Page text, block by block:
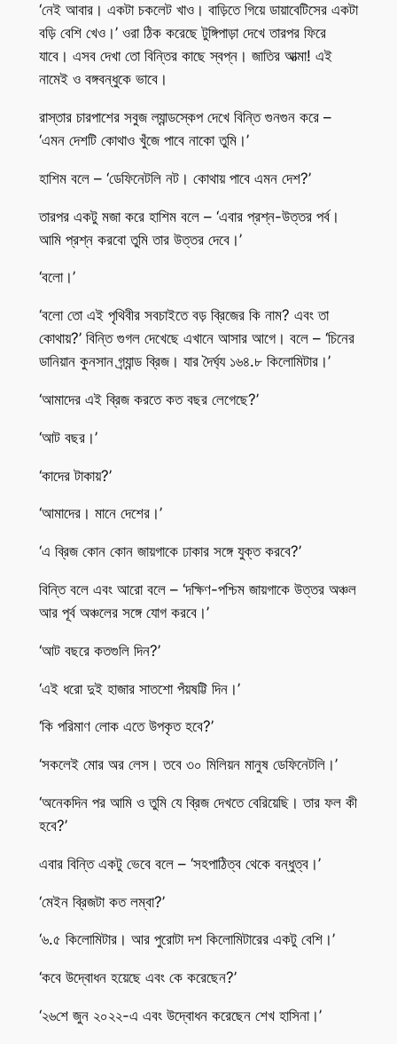
‘নেই আবার। একটা চকলেট খাও। বাড়িতে গিয়ে ডায়াবেটিসের একটা
বড়ি বেশি খেও।’ ওরা ঠিক করেছে টুঙ্গিপাড়া দেখে তারপর ফিরে
যাবে। এসব দেখা তো বিন্তির কাছে স্বপ্ন। জাতির আত্মা! এই
নামেই ও বঙ্গবন্ধুকে ভাবে।
রাস্তার চারপাশের সবুজ ল্যান্ডস্কেপ দেখে বিন্তি গুনগুন করে –
‘এমন দেশটি কোথাও খুঁজে পাবে নাকো তুমি।’
হাশিম বলে – ‘ডেফিনেটলি নট। কোথায় পাবে এমন দেশ?’
তারপর একটু মজা করে হাশিম বলে – ‘এবার প্রশ্ন-উত্তর পর্ব।
আমি প্রশ্ন করবো তুমি তার উত্তর দেবে।’
‘বলো।’
‘বলো তো এই পৃথিবীর সবচাইতে বড় ব্রিজের কি নাম? এবং তা
কোথায়?’ বিন্তি গুগল দেখেছে এখানে আসার আগে। বলে – ‘চিনের
ডানিয়ান কুনসান গ্র্যান্ড ব্রিজ। যার দৈর্ঘ্য ১৬৪.৮ কিলোমিটার।’
‘আমাদের এই ব্রিজ করতে কত বছর লেগেছে?’
‘আট বছর।’
‘কাদের টাকায়?’
‘আমাদের। মানে দেশের।’
‘এ ব্রিজ কোন কোন জায়গাকে ঢাকার সঙ্গে যুক্ত করবে?’
বিন্তি বলে এবং আরো বলে – ‘দক্ষিণ-পশ্চিম জায়গাকে উত্তর অঞ্চল
আর পূর্ব অঞ্চলের সঙ্গে যোগ করবে।’
‘আট বছরে কতগুলি দিন?’
‘এই ধরো দুই হাজার সাতশো পঁয়ষট্টি দিন।’
‘কি পরিমাণ লোক এতে উপকৃত হবে?’
‘সকলেই মোর অর লেস। তবে ৩০ মিলিয়ন মানুষ ডেফিনেটলি।’
‘অনেকদিন পর আমি ও তুমি যে ব্রিজ দেখতে বেরিয়েছি। তার ফল কী
হবে?’
এবার বিন্তি একটু ভেবে বলে – ‘সহপাঠিত্ব থেকে বন্ধুত্ব।’
‘মেইন ব্রিজটা কত লম্বা?’
‘৬.৫ কিলোমিটার। আর পুরোটা দশ কিলোমিটারের একটু বেশি।’
‘কবে উদ্বোধন হয়েছে এবং কে করেছেন?’
‘২৬শে জুন ২০২২-এ এবং উদ্বোধন করেছেন শেখ হাসিনা।’